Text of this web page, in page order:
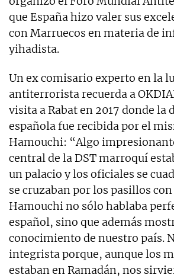
que España hizo valer sus
con Marruecos en materia de
yihadista.
Un ex comisario experto en la
antiterrorista recuerda a
visita a Rabat en 2017 donde la
española fue recibida por el
Hamouchi: “Algo
central de la DST marroquí
un palacio y los oficiales se
se cruzaban por los pasillos
Hamouchi no sólo hablaba
español, sino que además
conocimiento de nuestro país.
integrista porque, aunque los
estaban en Ramadán, nos